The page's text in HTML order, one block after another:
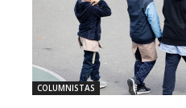
COLUMNISTAS